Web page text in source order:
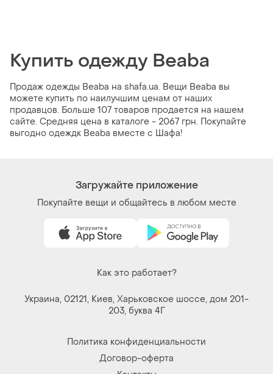
Купить одежду Beaba
Продаж одежды Beaba на shafa.ua. Вещи Beaba вы
можете купить по наилучшим ценам от наших
продавцов. Больше 107 товаров продается на нашем
сайте. Средняя цена в каталоге - 2067 грн. Покупайте
выгодно одеждк Beaba вместе с Шафа!
Загружайте приложение
Покупайте вещи и общайтесь в любом месте
Как это работает?
Украина, 02121, Киев, Харьковское шоссе, дом 201-
203, буква 4Г
Политика конфиденциальности
Договор-оферта